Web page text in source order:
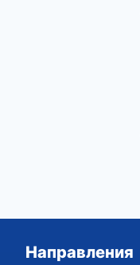
Направления